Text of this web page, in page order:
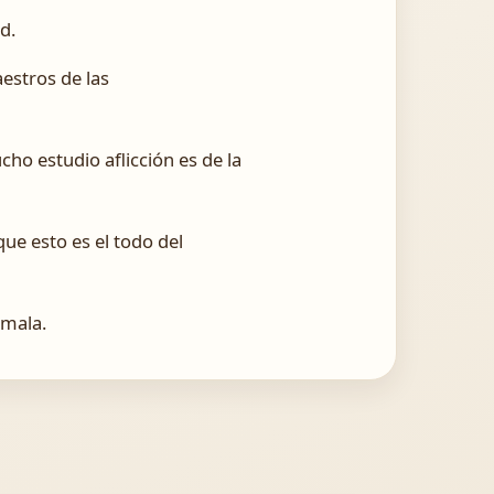
de las
estudio aflicción es de la
esto es el todo del